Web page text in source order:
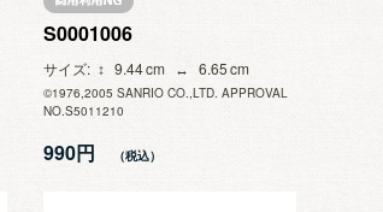
S0001006
サイズ 9.44 6.65
©1976,2005 SANRIO CO.,LTD. APPROVAL
NO.S5011210
990円